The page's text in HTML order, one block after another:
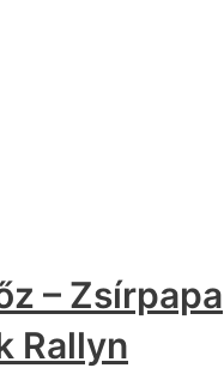
– Zsírpapa
Rallyn